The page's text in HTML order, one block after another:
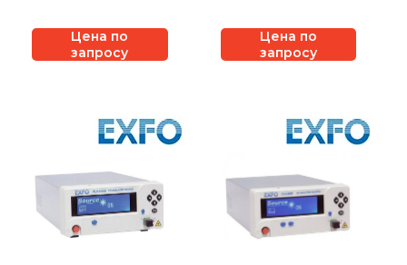
Цена по
запросу
Цена по
запросу